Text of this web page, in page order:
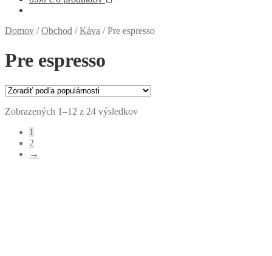
Domov /Obchod /Káva /Pre espresso
Pre espresso
Zobrazených 1–12 z 24 výsledkovZoradené
1
2
→